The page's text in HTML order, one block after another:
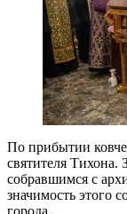
По прибытии
святителя Тихона.
собравшимся с
значимость этого
города.